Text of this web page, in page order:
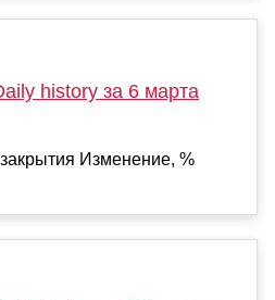
history за 6 марта
Изменение, %